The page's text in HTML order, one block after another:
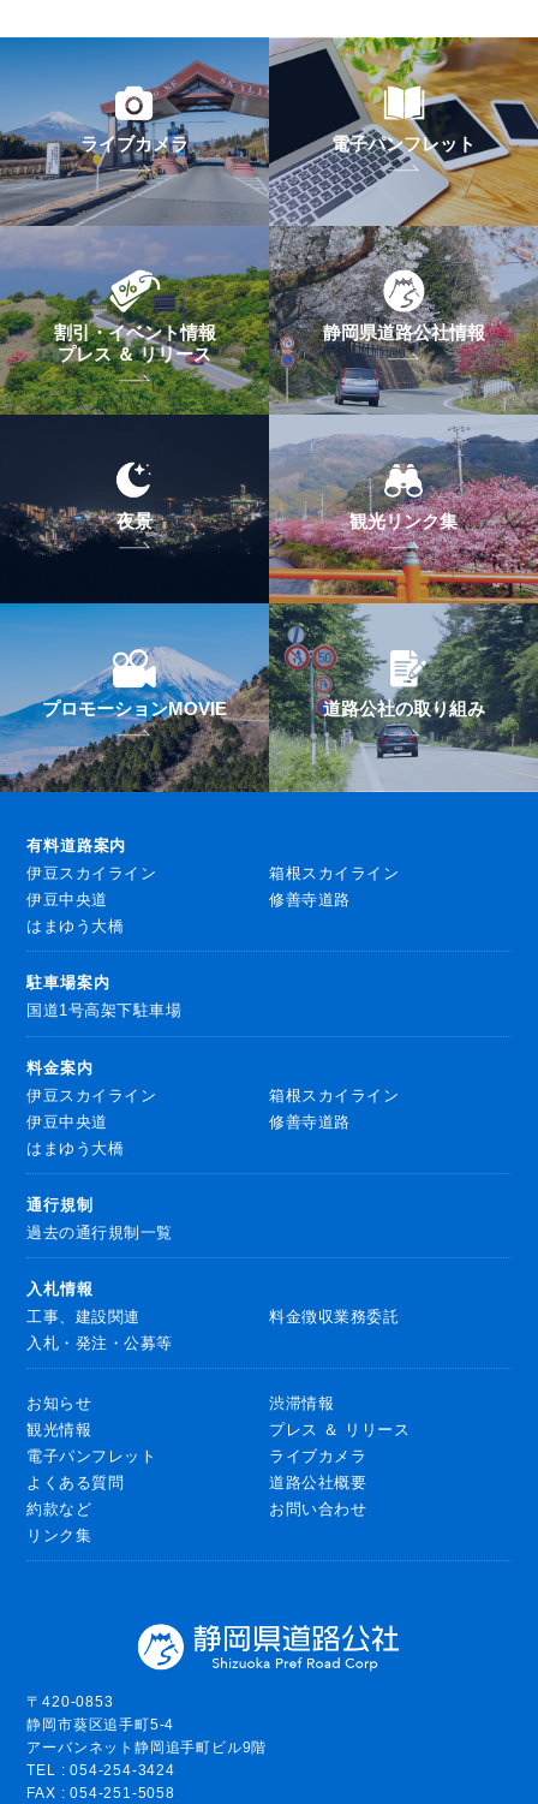
ライブカメラ 電子パンフレット
割引・イベント情報
プレス ＆ リリース
静岡県道路公社情報
夜景 観光リンク集
プロモーションMOVIE 道路公社の取り組み
有料道路案内
伊豆スカイライン
箱根スカイライン
伊豆中央道
修善寺道路
はまゆう大橋
駐車場案内
国道1号高架下駐車場
料金案内
伊豆スカイライン
箱根スカイライン
伊豆中央道
修善寺道路
はまゆう大橋
通行規制
過去の通行規制一覧
入札情報
工事、建設関連
料金徴収業務委託
入札・発注・公募等
お知らせ
渋滞情報
観光情報
プレス ＆ リリース
電子パンフレット
ライブカメラ
よくある質問
道路公社概要
約款など
お問い合わせ
リンク集
〒420-0853
静岡市葵区追手町5-4
アーバンネット静岡追手町ビル9階
TEL : 054-254-3424
FAX : 054-251-5058